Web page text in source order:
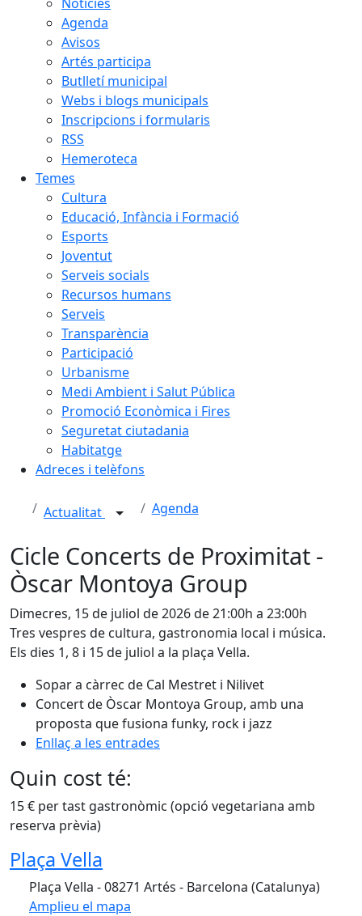
Agenda
Avisos
Artés participa
Butlletí municipal
Webs i blogs municipals
Inscripcions i formularis
RSS
Hemeroteca
Temes
Cultura
Educació, Infància i Formació
Esports
Joventut
Serveis socials
Recursos humans
Serveis
Transparència
Participació
Urbanisme
Medi Ambient i Salut Pública
Promoció Econòmica i Fires
Seguretat ciutadania
Habitatge
Adreces i telèfons
Actualitat Agenda
Cicle Concerts de Proximitat -
Òscar Montoya Group
Dimecres, 15 de juliol de 2026 de 21:00h a 23:00h
Tres vespres de cultura, gastronomia local i música.
Els dies 1, 8 i 15 de juliol a la plaça Vella.
Sopar a càrrec de Cal Mestret i Nilivet
Concert de Òscar Montoya Group, amb una
proposta que fusiona funky, rock i jazz
Enllaç a les entrades
Quin cost té:
15 € per tast gastronòmic (opció vegetariana amb
reserva prèvia)
Plaça Vella
Plaça Vella - 08271 Artés - Barcelona (Catalunya)
Amplieu el mapa